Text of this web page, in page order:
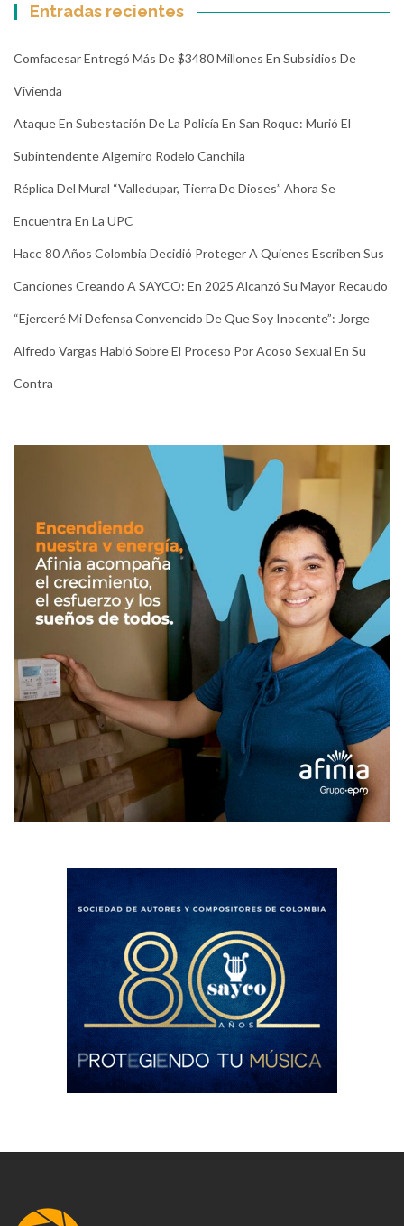
Entradas recientes
Comfacesar Entregó Más De $3480 Millones En Subsidios De
Vivienda
Ataque En Subestación De La Policía En San Roque: Murió El
Subintendente Algemiro Rodelo Canchila
Réplica Del Mural “Valledupar, Tierra De Dioses” Ahora Se
Encuentra En La UPC
Hace 80 Años Colombia Decidió Proteger A Quienes Escriben Sus
Canciones Creando A SAYCO: En 2025 Alcanzó Su Mayor Recaudo
“Ejerceré Mi Defensa Convencido De Que Soy Inocente”: Jorge
Alfredo Vargas Habló Sobre El Proceso Por Acoso Sexual En Su
Contra